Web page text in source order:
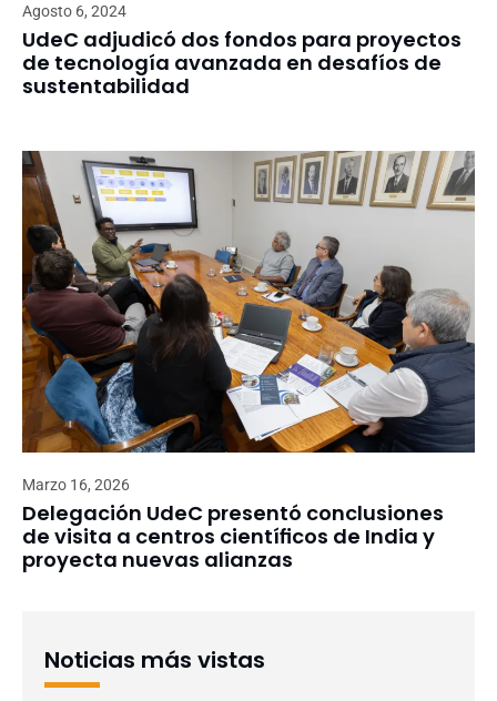
Agosto 6, 2024
UdeC adjudicó dos fondos para proyectos
de tecnología avanzada en desafíos de
sustentabilidad
Marzo 16, 2026
Delegación UdeC presentó conclusiones
de visita a centros científicos de India y
proyecta nuevas alianzas
Noticias más vistas